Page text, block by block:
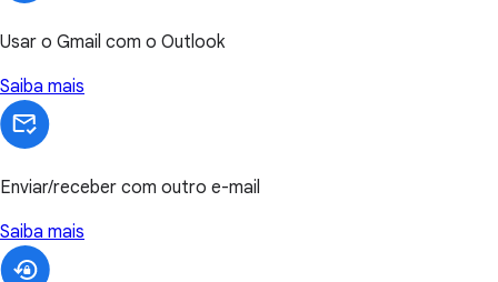
Usar o Gmail com o Outlook
Saiba mais
Enviar/receber com outro e-mail
Saiba mais